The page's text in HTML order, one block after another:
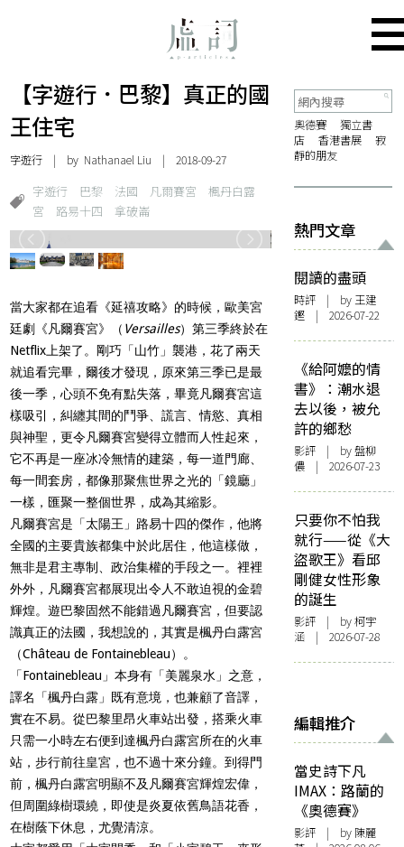
【字遊行．巴黎】真正的國
王住宅
字遊行 | by Nathanael Liu | 2018-09-27
字遊行 巴黎 法國 凡爾賽宮
楓丹白露
宮
路易十四 拿破崙
當大家都在追看《延禧攻略》的時候，歐美宮
廷劇《凡爾賽宮》（ Versailles）第三季終於在
Netflix上架了。剛巧「山竹」襲港，花了兩天
就追看完畢，爾後才發現，原來第三季已是最
後一季，心頭不免有點失落，畢竟凡爾賽宮這
樣吸引，糾纏其間的鬥爭、謊言、情慾、真相
與神聖，更令凡爾賽宮變得立體而人性起來，
它不再是一座冰冷無情的建築，每一道門廊、
每一間套房，都像那聚焦世界之光的「鏡廳」
一樣，匯聚一整個世界，成為其縮影。
凡爾賽宮是「太陽王」路易十四的傑作，他將
全國的主要貴族都集中於此居住，他這樣做，
無非是君主專制、政治集權的手段之一。裡裡
外外，凡爾賽宮都展現出令人不敢迫視的金碧
輝煌。遊巴黎固然不能錯過凡爾賽宮，但要認
識真正的法國，我想說的，其實是楓丹白露宮
（Château de Fontainebleau）。
「Fontainebleau」本身有「美麗泉水」之意，
譯名「楓丹白露」既有意境，也兼顧了音譯，
實在不易。從巴黎里昂火車站出發，搭乘火車
只需一小時左右便到達楓丹白露宮所在的火車
站，步行前往皇宮，也不過十來分鐘。到得門
前，楓丹白露宮明顯不及凡爾賽宮輝煌宏偉，
但周圍綠樹環繞，即使是炎夏依舊鳥語花香，
在樹蔭下休息，尤覺清涼。
奧德賽
獨立書
店
香港書展
寂
靜的朋友
熱門文章
閱讀的盡頭
時評 | by 王建
鏗 | 2026-07-22
《給阿嬤的情
書》：潮水退
去以後，被允
許的鄉愁
影評 | by 盤柳
儂 | 2026-07-23
只要你不怕我
就行——從《大
盜歌王》看邱
剛健女性形象
的誕生
影評 | by 柯宇
涵 | 2026-07-28
編輯推介
當史詩下凡
IMAX：路蘭的
《奧德賽》
影評 | by 陳麗